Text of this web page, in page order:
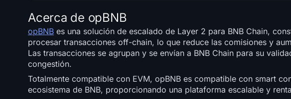
Acerca de opBNB
opBNB es una solución de escalado de Layer 2 para BNB Chain,
procesar transacciones off-chain, lo que reduce las comisiones y
Las transacciones se agrupan y se envían a BNB Chain para su
congestión.
Totalmente compatible con EVM, opBNB es compatible con smart
ecosistema de BNB, proporcionando una plataforma escalable y